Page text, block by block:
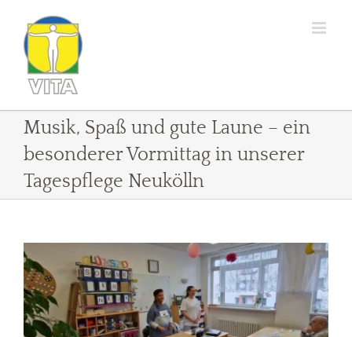
Inhalt
springen
Musik, Spaß und gute Laune – ein
besonderer Vormittag in unserer
Tagespflege Neukölln
Zeige
grösseres
Bild